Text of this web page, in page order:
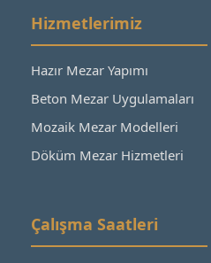
Hizmetlerimiz
Hazır Mezar Yapımı
Beton Mezar Uygulamaları
Mozaik Mezar Modelleri
Döküm Mezar Hizmetleri
Çalışma Saatleri